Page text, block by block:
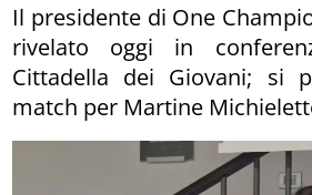
Il presidente di One
rivelato oggi in
Cittadella dei Giovani; si
match per Martine